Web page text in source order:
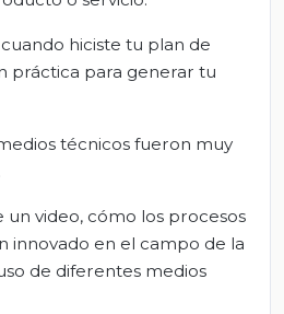
hiciste tu plan de
práctica para generar tu
técnicos fueron muy
un video, cómo los procesos
innovado en el campo de la
de diferentes medios